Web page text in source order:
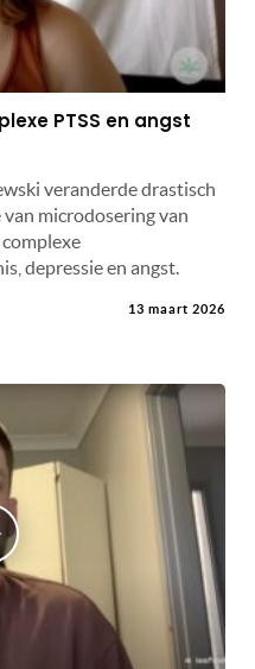
PTSS en angst
veranderde drastisch
microdosering van
depressie en angst.
13 maart 2026